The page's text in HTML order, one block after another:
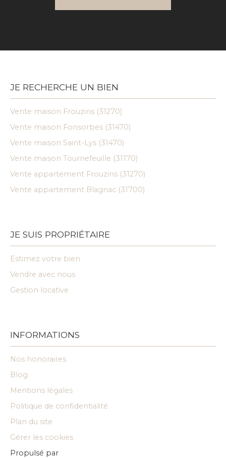
JE RECHERCHE UN BIEN
Vente maison Frouzins (31270)
Vente maison Fonsorbes (31470)
Vente maison Saint-Lys (31470)
Vente maison Tournefeuille (31170)
Vente appartement Frouzins (31270)
Vente appartement Blagnac (31700)
JE SUIS PROPRIÉTAIRE
Estimez votre bien
Vendre avec nous
Gestion locative
INFORMATIONS
Nos honoraires
Blog
Mentions légales
Politique de confidentialité
Plan du site
Gérer les cookies
Propulsé par